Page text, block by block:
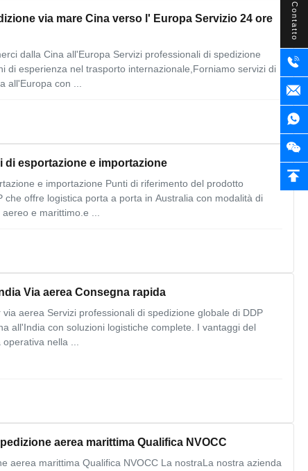
Contatto
via mare Cina verso l' Europa Servizio 24 ore
dalla Cina all'Europa Servizi professionali di spedizione
di esperienza nel trasporto internazionale,Forniamo servizi di
all'Europa con ...
esportazione e importazione
e importazione Punti di riferimento del prodotto
offre logistica porta a porta in Australia con modalità di
e marittimo.e ...
Via aerea Consegna rapida
aerea Servizi professionali di spedizione globale di DDP
all'India con soluzioni logistiche complete. I vantaggi del
nella ...
aerea marittima Qualifica NVOCC
aerea marittima Qualifica NVOCC La nostraLa nostra azienda